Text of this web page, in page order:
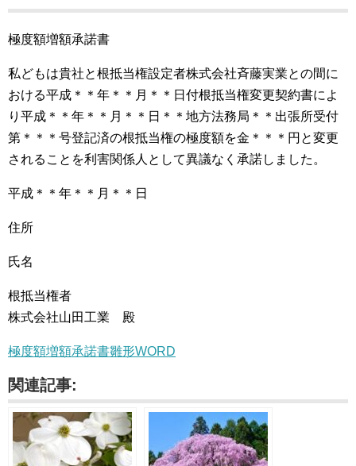
極度額増額承諾書
私どもは貴社と根抵当権設定者株式会社斉藤実業との間に
おける平成＊＊年＊＊月＊＊日付根抵当権変更契約書によ
り平成＊＊年＊＊月＊＊日＊＊地方法務局＊＊出張所受付
第＊＊＊号登記済の根抵当権の極度額を金＊＊＊円と変更
されることを利害関係人として異議なく承諾しました。
平成＊＊年＊＊月＊＊日
住所
氏名
根抵当権者
株式会社山田工業 殿
極度額増額承諾書雛形WORD
関連記事: